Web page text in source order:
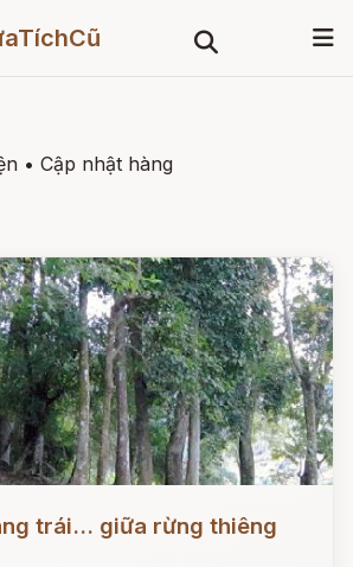
• Cập nhật hàng
trái... giữa rừng thiêng